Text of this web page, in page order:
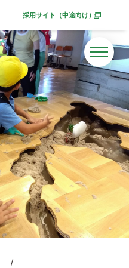
採用サイト（中途向け）別ウィンドウで開きま